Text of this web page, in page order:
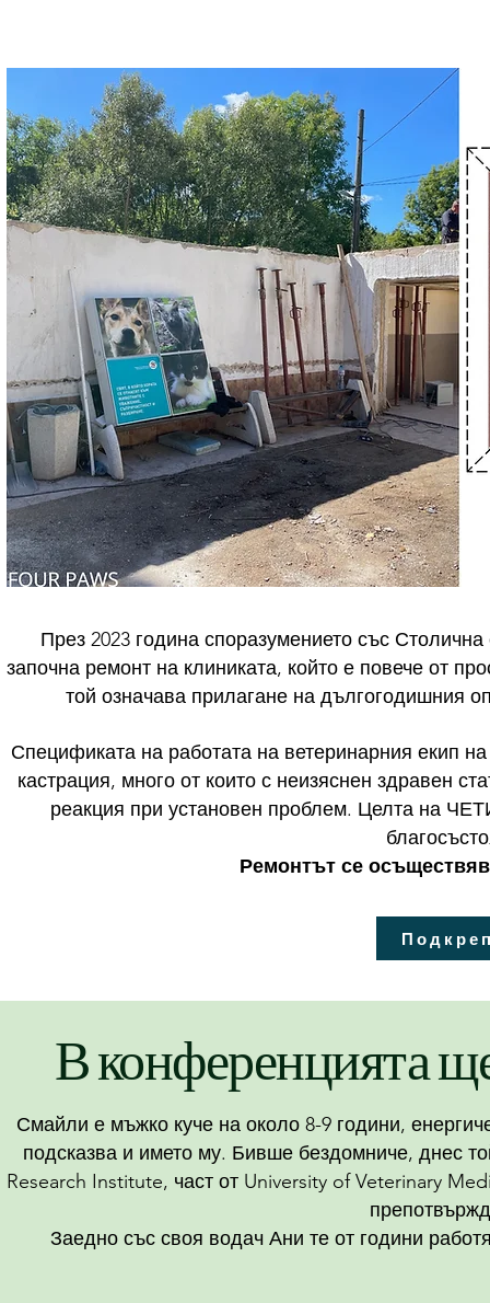
През 2023 година споразумението със
започна ремонт на клиниката, който е повече от
той означава прилагане на дългогодишния
Спецификата на работата на ветеринарния екип
кастрация, много от които с неизяснен здравен
реакция при установен проблем. Целта на
Ремонтът се
В конференцията
Смайли е мъжко куче на около 8-9 години,
подсказва и името му. Бивше бездомниче, днес
Research Institute, част от University of Veterinary
Заедно със своя водач Ани те от години